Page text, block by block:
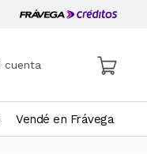
cuenta
Vendé en Frávega